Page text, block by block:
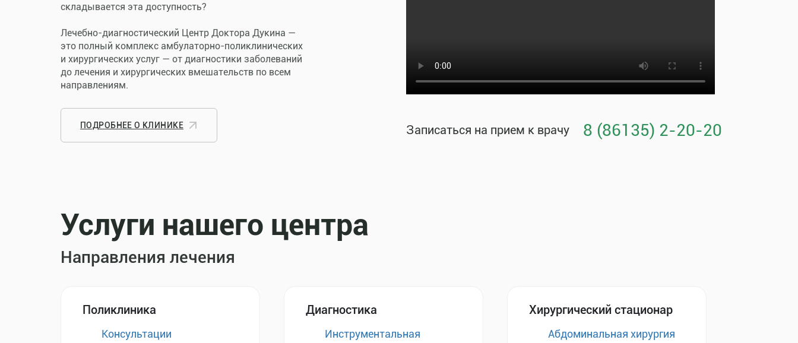
складывается эта доступность?
Лечебно-диагностический Центр Доктора Дукина —
это полный комплекс амбулаторно-поликлинических
и хирургических услуг — от диагностики заболеваний
до лечения и хирургических вмешательств по всем
направлениям.
ПОДРОБНЕЕ О КЛИНИКЕ Записаться на прием к врачу 8 (86135) 2-20-20
Услуги нашего центра
Направления лечения
Поликлиника
Консультации
Диагностика
Инструментальная
Хирургический стационар
Абдоминальная хирургия